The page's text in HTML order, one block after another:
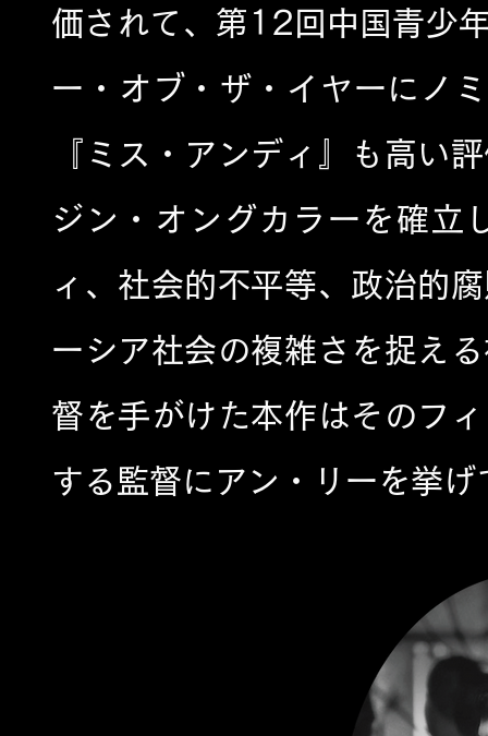
価されて、第12回中国青少
ー・オブ・ザ・イヤーにノ
『ミス・アンディ』も高い
ジン・オングカラーを確立
ィ、社会的不平等、政治的
ーシア社会の複雑さを捉え
督を手がけた本作はそのフ
する監督にアン・リーを挙げ